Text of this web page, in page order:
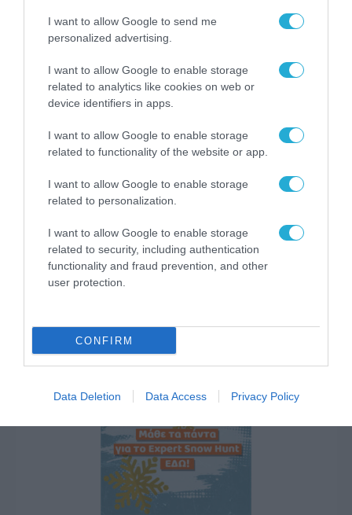
I want to allow Google to send me
personalized advertising.
I want to allow Google to enable storage
related to analytics like cookies on web or
device identifiers in apps.
I want to allow Google to enable storage
related to functionality of the website or app.
I want to allow Google to enable storage
related to personalization.
I want to allow Google to enable storage
related to security, including authentication
functionality and fraud prevention, and other
user protection.
CONFIRM
Data Deletion Data Access Privacy Policy
Το 60% των χρηστών βασίζεται
στην παρατηρητικότητά του για
να αποφύγει απάτες